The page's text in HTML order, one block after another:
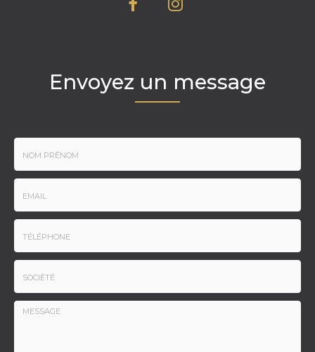
Envoyez un message
Nom
Prénom
*
Email
*
Tél.
*
Société